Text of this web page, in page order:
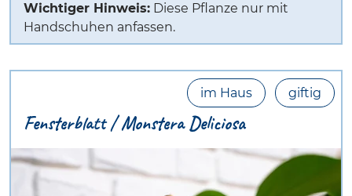
Wichtiger Hinweis: Diese Pflanze nur mit
Handschuhen anfassen.
im Haus giftig
Fensterblatt / Monstera Deliciosa